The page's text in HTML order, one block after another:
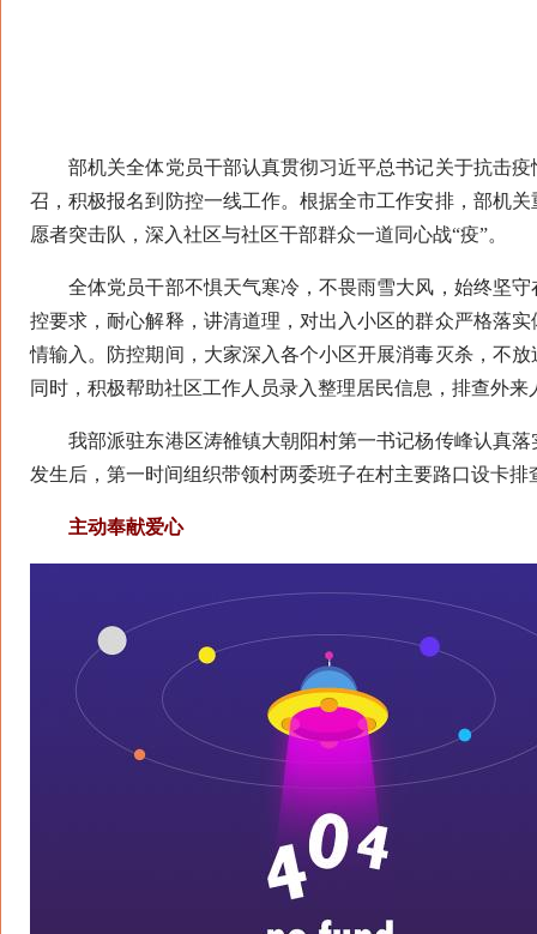
部机关全体党员干部认真贯彻习近平总书记关于抗击疫
召，积极报名到防控一线工作。根据全市工作安排，部机
愿者突击队，深入社区与社区干部群众一道同心战“疫”。
全体党员干部不惧天气寒冷，不畏雨雪大风，始终坚守
控要求，耐心解释，讲清道理，对出入小区的群众严格落
情输入。防控期间，大家深入各个小区开展消毒灭杀，不
同时，积极帮助社区工作人员录入整理居民信息，排查外
我部派驻东港区涛雒镇大朝阳村第一书记杨传峰认真落
发生后，第一时间组织带领村两委班子在村主要路口设卡
主动奉献爱心